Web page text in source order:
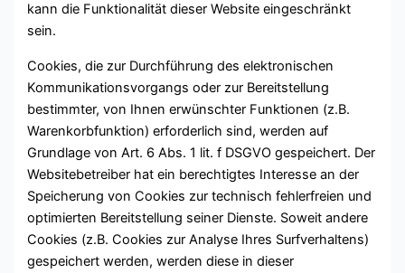
kann die Funktionalität dieser Website eingeschränkt
sein.
Cookies, die zur Durchführung des elektronischen
Kommunikationsvorgangs oder zur Bereitstellung
bestimmter, von Ihnen erwünschter Funktionen (z.B.
Warenkorbfunktion) erforderlich sind, werden auf
Grundlage von Art. 6 Abs. 1 lit. f DSGVO gespeichert. Der
Websitebetreiber hat ein berechtigtes Interesse an der
Speicherung von Cookies zur technisch fehlerfreien und
optimierten Bereitstellung seiner Dienste. Soweit andere
Cookies (z.B. Cookies zur Analyse Ihres Surfverhaltens)
gespeichert werden, werden diese in dieser